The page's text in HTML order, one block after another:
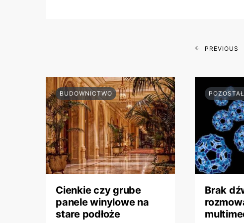
PREVIOUS
BUDOWNICTWO
Cienkie czy grube
panele winylowe na
stare podłoże
Brak